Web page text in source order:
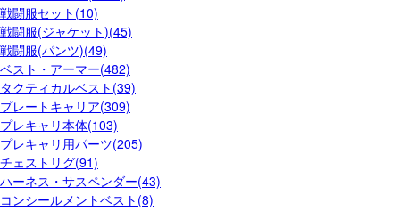
戦闘服セット(10)
戦闘服(ジャケット)(45)
戦闘服(パンツ)(49)
ベスト・アーマー(482)
タクティカルベスト(39)
プレートキャリア(309)
プレキャリ本体(103)
プレキャリ用パーツ(205)
チェストリグ(91)
ハーネス・サスペンダー(43)
コンシールメントベスト(8)